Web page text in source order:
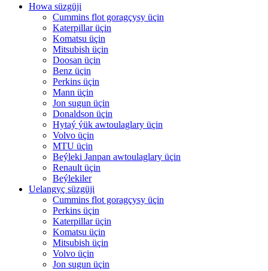
Howa süzgüji
Cummins flot goragçysy üçin
Katerpillar üçin
Komatsu üçin
Mitsubish üçin
Doosan üçin
Benz üçin
Perkins üçin
Mann üçin
Jon sugun üçin
Donaldson üçin
Hytaý ýük awtoulaglary üçin
Volvo üçin
MTU üçin
Beýleki Janpan awtoulaglary üçin
Renault üçin
Beýlekiler
Uelangyç süzgüji
Cummins flot goragçysy üçin
Perkins üçin
Katerpillar üçin
Komatsu üçin
Mitsubish üçin
Volvo üçin
Jon sugun üçin